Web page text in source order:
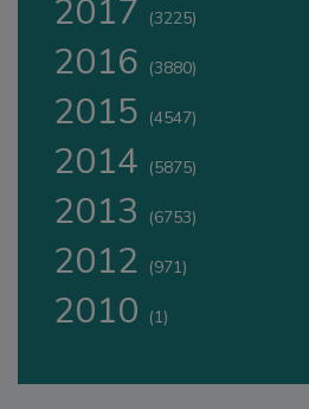
2017 (3225)
2016 (3880)
2015 (4547)
2014 (5875)
2013 (6753)
2012 (971)
2010 (1)